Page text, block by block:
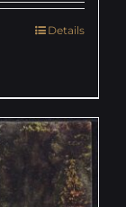
Details